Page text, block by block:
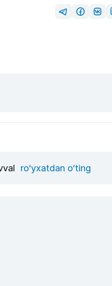
ro‘yxatdan o‘ting